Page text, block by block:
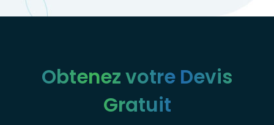
Obtenez votre Devis
Gratuit